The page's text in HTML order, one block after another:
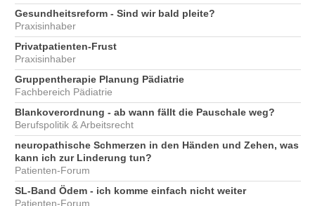
Gesundheitsreform - Sind wir bald pleite?
Praxisinhaber
Privatpatienten-Frust
Praxisinhaber
Gruppentherapie Planung Pädiatrie
Fachbereich Pädiatrie
Blankoverordnung - ab wann fällt die Pauschale weg?
Berufspolitik & Arbeitsrecht
neuropathische Schmerzen in den Händen und Zehen, was
kann ich zur Linderung tun?
Patienten-Forum
SL-Band Ödem - ich komme einfach nicht weiter
Patienten-Forum